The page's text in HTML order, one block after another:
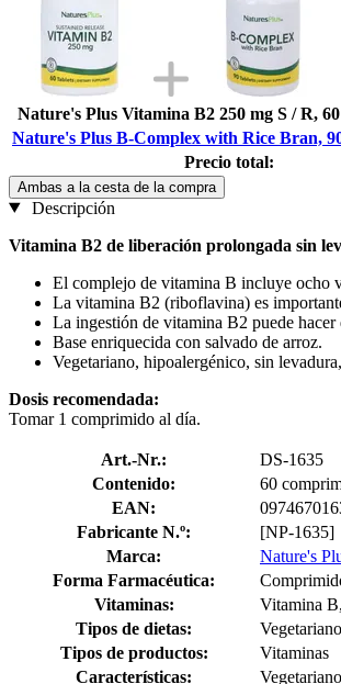
Nature's Plus Vitamina B2 250 mg S / R,
Nature's Plus B-Complex with Rice Bran,
Precio total:
Ambas a la cesta de la compra
Descripción
Vitamina B2 de liberación prolongada sin
El complejo de vitamina B incluye ocho
La vitamina B2 (riboflavina) es
La ingestión de vitamina B2 puede
Base enriquecida con salvado de arroz.
Vegetariano, hipoalergénico, sin
Dosis recomendada:
Tomar 1 comprimido al día.
Art.-Nr.:
DS-1635
Contenido:
60
EAN:
Fabricante N.º:
[NP-1635]
Marca:
Nature's
Forma Farmacéutica:
Vitaminas:
Vitamina
Tipos de dietas:
Vegetariano
Tipos de productos:
Vitaminas
Características:
Vegetariano